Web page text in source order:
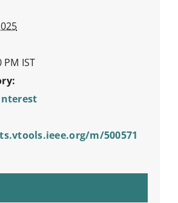
PM IST
m/500571